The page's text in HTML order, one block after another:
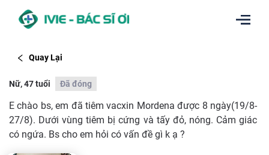
Quay Lại
Nữ, 47 tuổi Đã đóng
E chào bs, em đã tiêm vacxin Mordena được 8 ngày(19/8-
27/8). Dưới vùng tiêm bị cứng và tấy đỏ, nóng. Cảm giác
có ngứa. Bs cho em hỏi có vấn đề gì k ạ ?